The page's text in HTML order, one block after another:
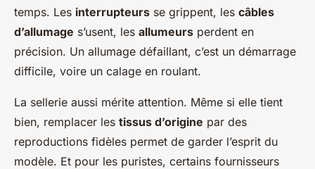
temps. Les interrupteurs se grippent, les câbles
d’allumage s’usent, les allumeurs perdent en
précision. Un allumage défaillant, c’est un démarrage
difficile, voire un calage en roulant.
La sellerie aussi mérite attention. Même si elle tient
bien, remplacer les tissus d’origine par des
reproductions fidèles permet de garder l’esprit du
modèle. Et pour les puristes, certains fournisseurs